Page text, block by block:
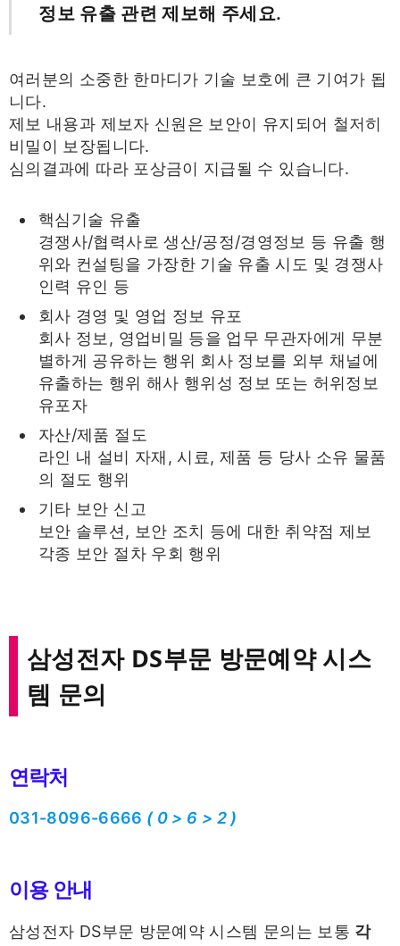
정보 유출 관련 제보해 주세요.
여러분의 소중한 한마디가 기술 보호에 큰 기여가 됩
니다.
제보 내용과 제보자 신원은 보안이 유지되어 철저히
비밀이 보장됩니다.
심의결과에 따라 포상금이 지급될 수 있습니다.
핵심기술 유출
경쟁사/협력사로 생산/공정/경영정보 등 유출 행
위와 컨설팅을 가장한 기술 유출 시도 및 경쟁사
인력 유인 등
회사 경영 및 영업 정보 유포
회사 정보, 영업비밀 등을 업무 무관자에게 무분
별하게 공유하는 행위 회사 정보를 외부 채널에
유출하는 행위 해사 행위성 정보 또는 허위정보
유포자
자산/제품 절도
라인 내 설비 자재, 시료, 제품 등 당사 소유 물품
의 절도 행위
기타 보안 신고
보안 솔루션, 보안 조치 등에 대한 취약점 제보
각종 보안 절차 우회 행위
삼성전자 DS부문 방문예약 시스
템 문의
연락처
031-8096-6666 ( 0 > 6 > 2 )
이용 안내
삼성전자 DS부문 방문예약 시스템 문의는 보통 각